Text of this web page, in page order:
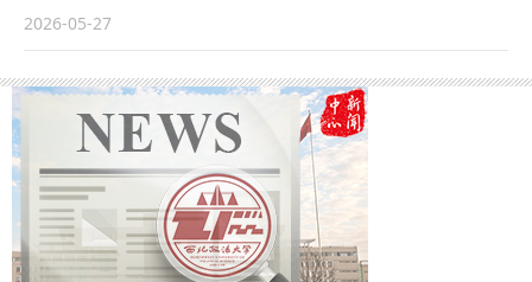
学中的重要作用，加强涉外法治理论和实践前沿课题研究，聚
力产出契合国情实际的优质学术成果；要坚持把马克思主义法
治理论同中国法治建设具体实际相结合、同中华优秀传统法律
文化相结合，不断提升法学自主知识体系的实践阐释力与现实
适配力；要牢固树立和践行正确政绩观，围绕服务国家重大发
展战略深耕实干，优化国际法学科布局，完善涉外法治人才培
养体系，为进一步推动陕西哲学社会科学事业高质量发展提供
示感谢。他表示，学校将充分发挥学科与人才优势，围绕打造
红色法治文化品牌、做好产业转型法治保障、推进法治化营商
环境建设、提升基层社会治理水平、加强干部教育培训等方
面，全面深化校地合作，在服务法治铜川、平安铜川建设中，
提升学校人才培养、科学研究、学科建设和社会服务水平，推
动学校事业高质量发展。 刘丽对我校在服务地方法治建设、
基层社会治理、干部教育培训等方面给予的大力支持表示感
谢。她表示，铜川与我校渊源深厚、情谊绵长，长期保持着密
论学习中心组成员、全体科级干部、辅导员、组织员参加会
议，学院党委书记李君主持会议。 会议集中学习了习近平总
书记就推动哲学社会科学高质量发展作出的重要指示、在加强
基础研究座谈会上的重要讲话、在中共中央政治局第二十五次
集体学习时关于防范应对自然灾害的重要讲话精神，专题学习
《习近平关于树立和践行正确政绩观论述摘编》有关内容，传
达学习5月15日赵一德同志在省委常委会会议暨省委党的建设
工作领导小组会议上的讲话精神、学校深入学习贯彻习近平总
2026-05-27